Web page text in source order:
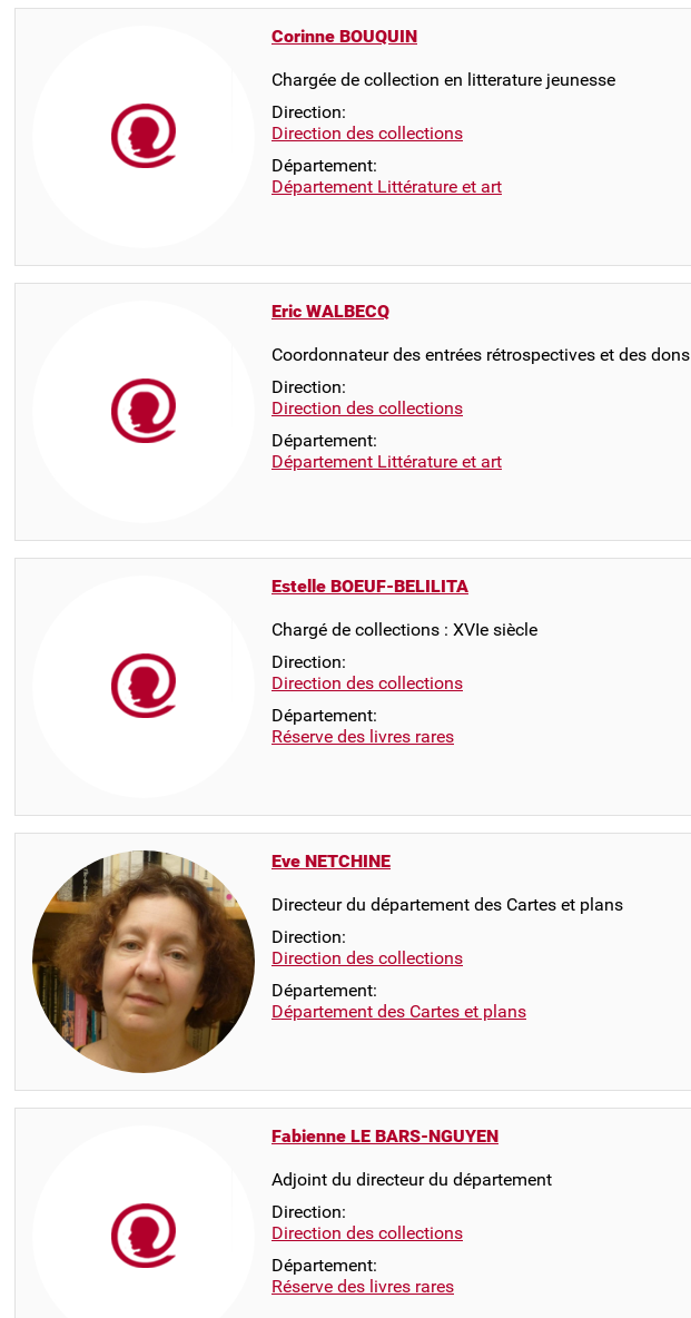
Corinne BOUQUIN
Chargée de collection en litterature jeunesse
Direction:
Direction des collections
Département:
Département Littérature et art
Eric WALBECQ
Coordonnateur des entrées rétrospectives et des dons
Direction:
Direction des collections
Département:
Département Littérature et art
Estelle BOEUF-BELILITA
Chargé de collections : XVIe siècle
Direction:
Direction des collections
Département:
Réserve des livres rares
Eve NETCHINE
Directeur du département des Cartes et plans
Direction:
Direction des collections
Département:
Département des Cartes et plans
Fabienne LE BARS-NGUYEN
Adjoint du directeur du département
Direction:
Direction des collections
Département:
Réserve des livres rares